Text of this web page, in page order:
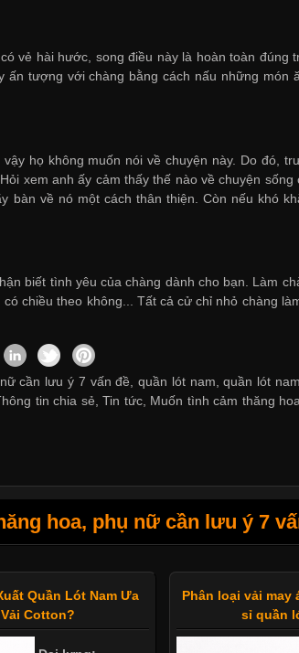
vẻ hài hước, song điều này là hoàn toàn đúng
tượng với chàng bằng cách nấu những món
họ không muốn nói về chuyện này. Do đó,
xem anh ấy cảm thấy thế nào về chuyện
về nó một cách thân thiện. Còn nếu khó
biết tình yêu của chàng dành cho bạn. Làm
chiều theo không... Tất cả cử chỉ nhỏ chàng
cần lưu ý 7 vấn đề, quần lót nam, quần lót
tin chia sẻ ,Tin tức, Muốn tình cảm thăng hoa
hoa, phụ nữ cần lưu ý 7
Quần Lót Nam Ưa
Cotton?
Phân loại vải may
sỉ quần